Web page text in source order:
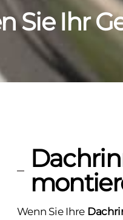
Sie Ihr
Wenn Sie Ihre